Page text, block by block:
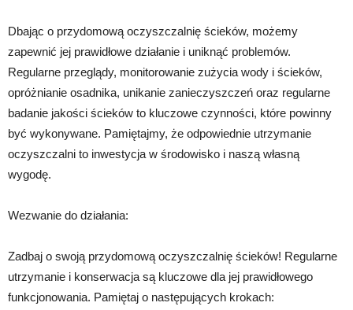
Dbając o przydomową oczyszczalnię ścieków, możemy
zapewnić jej prawidłowe działanie i uniknąć problemów.
Regularne przeglądy, monitorowanie zużycia wody i ścieków,
opróżnianie osadnika, unikanie zanieczyszczeń oraz regularne
badanie jakości ścieków to kluczowe czynności, które powinny
być wykonywane. Pamiętajmy, że odpowiednie utrzymanie
oczyszczalni to inwestycja w środowisko i naszą własną
wygodę.
Wezwanie do działania:
Zadbaj o swoją przydomową oczyszczalnię ścieków! Regularne
utrzymanie i konserwacja są kluczowe dla jej prawidłowego
funkcjonowania. Pamiętaj o następujących krokach: